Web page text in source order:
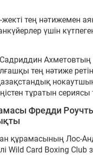
тең нәтижемен
үшін
Ахметовтың
тең нәтиже
тұратын сериясы
Фредди
құрамасының Лос-
Wild Card Boxing Club